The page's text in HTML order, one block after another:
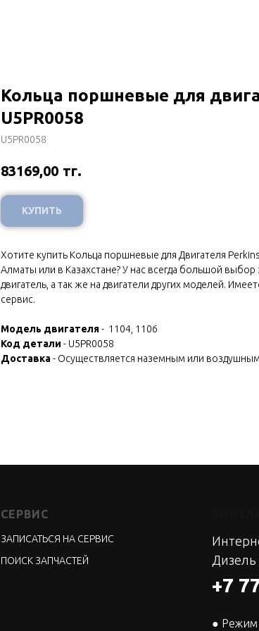
Кольца поршневые для
U5PR0058
U5PR0058
83169,00 тг.
КУПИТЬ
Хотите купить Кольца поршневые для Двигателя
Алматы или в Казахстане? У нас всегда большой выбор
двигатель, а так же на двигатели других моделей.
сервис.
Модель двигателя- 1104, 1106
Код детали - U5PR0058
Доставка- Осуществляется наземным или
СЕРВИС
ЗАПИСАТЬСЯ НА СЕРВИС
ПОИСК ЗАПЧАСТЕЙ
+7
● Режим